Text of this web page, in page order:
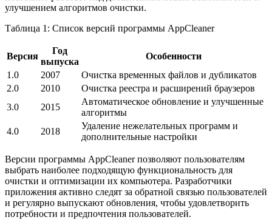
улучшением алгоритмов очистки.
Таблица 1: Список версий программы AppCleaner
Версия
Год
выпуска
Особенности
1.0
2007
Очистка временных файлов и дубликатов
2.0
2010
Очистка реестра и расширений браузеров
3.0
2015
Автоматическое обновление и улучшенные
алгоритмы
4.0
2018
Удаление нежелательных программ и
дополнительные настройки
Версии программы AppCleaner позволяют пользователям
выбрать наиболее подходящую функциональность для
очистки и оптимизации их компьютера. Разработчики
приложения активно следят за обратной связью пользователей
и регулярно выпускают обновления, чтобы удовлетворить
потребности и предпочтения пользователей.